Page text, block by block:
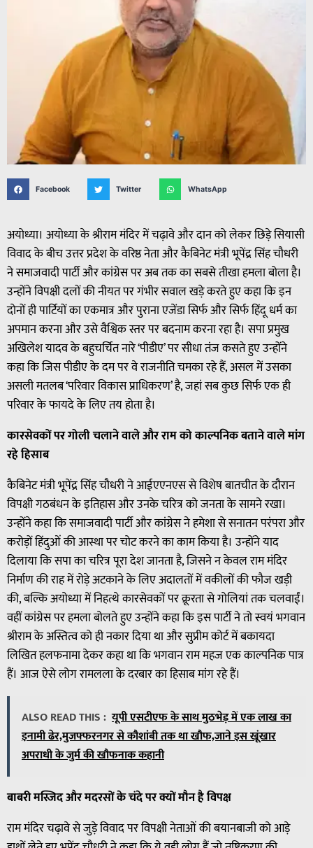
Facebook Twitter WhatsApp
अयोध्या। अयोध्या के श्रीराम मंदिर में चढ़ावे और दान को लेकर छिड़े सियासी
विवाद के बीच उत्तर प्रदेश के वरिष्ठ नेता और कैबिनेट मंत्री भूपेंद्र सिंह चौधरी
ने समाजवादी पार्टी और कांग्रेस पर अब तक का सबसे तीखा हमला बोला है।
उन्होंने विपक्षी दलों की नीयत पर गंभीर सवाल खड़े करते हुए कहा कि इन
दोनों ही पार्टियों का एकमात्र और पुराना एजेंडा सिर्फ और सिर्फ हिंदू धर्म का
अपमान करना और उसे वैश्विक स्तर पर बदनाम करना रहा है। सपा प्रमुख
अखिलेश यादव के बहुचर्चित नारे ‘पीडीए’ पर सीधा तंज कसते हुए उन्होंने
कहा कि जिस पीडीए के दम पर वे राजनीति चमका रहे हैं, असल में उसका
असली मतलब ‘परिवार विकास प्राधिकरण’ है, जहां सब कुछ सिर्फ एक ही
परिवार के फायदे के लिए तय होता है।
कारसेवकों पर गोली चलाने वाले और राम को काल्पनिक बताने वाले मांग
रहे हिसाब
कैबिनेट मंत्री भूपेंद्र सिंह चौधरी ने आईएएनएस से विशेष बातचीत के दौरान
विपक्षी गठबंधन के इतिहास और उनके चरित्र को जनता के सामने रखा।
उन्होंने कहा कि समाजवादी पार्टी और कांग्रेस ने हमेशा से सनातन परंपरा और
करोड़ों हिंदुओं की आस्था पर चोट करने का काम किया है। उन्होंने याद
दिलाया कि सपा का चरित्र पूरा देश जानता है, जिसने न केवल राम मंदिर
निर्माण की राह में रोड़े अटकाने के लिए अदालतों में वकीलों की फौज खड़ी
की, बल्कि अयोध्या में निहत्थे कारसेवकों पर क्रूरता से गोलियां तक चलवाईं।
वहीं कांग्रेस पर हमला बोलते हुए उन्होंने कहा कि इस पार्टी ने तो स्वयं भगवान
श्रीराम के अस्तित्व को ही नकार दिया था और सुप्रीम कोर्ट में बकायदा
लिखित हलफनामा देकर कहा था कि भगवान राम महज एक काल्पनिक पात्र
हैं। आज ऐसे लोग रामलला के दरबार का हिसाब मांग रहे हैं।
ALSO READ THIS : यूपी एसटीएफ के साथ मुठभेड़ में एक लाख का
इनामी ढेर,मुजफ्फरनगर से कौशांबी तक था खौफ,जाने इस खूंखार
अपराधी के जुर्म की खौफनाक कहानी
बाबरी मस्जिद और मदरसों के चंदे पर क्यों मौन है विपक्ष
राम मंदिर चढ़ावे से जुड़े विवाद पर विपक्षी नेताओं की बयानबाजी को आड़े